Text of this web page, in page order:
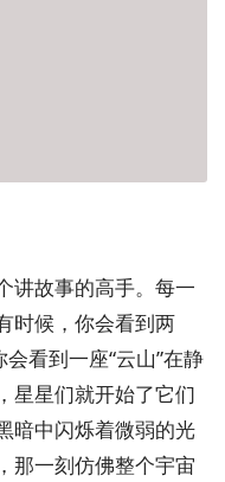
讲故事的高手。每一
时候，你会看到两
看到一座“云山”在静
星星们就开始了它们
暗中闪烁着微弱的光
那一刻仿佛整个宇宙